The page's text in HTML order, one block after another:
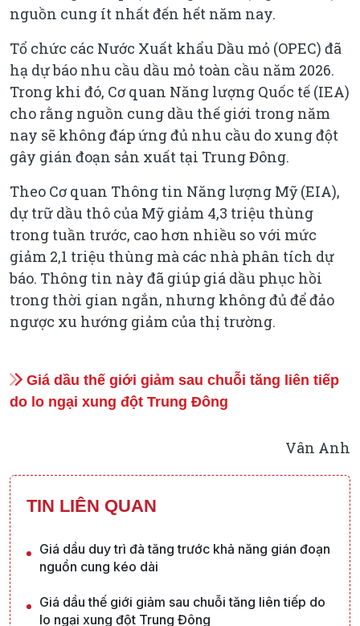
nguồn cung ít nhất đến hết năm nay.
Tổ chức các Nước Xuất khẩu Dầu mỏ (OPEC) đã
hạ dự báo nhu cầu dầu mỏ toàn cầu năm 2026.
Trong khi đó, Cơ quan Năng lượng Quốc tế (IEA)
cho rằng nguồn cung dầu thế giới trong năm
nay sẽ không đáp ứng đủ nhu cầu do xung đột
gây gián đoạn sản xuất tại Trung Đông.
Theo Cơ quan Thông tin Năng lượng Mỹ (EIA),
dự trữ dầu thô của Mỹ giảm 4,3 triệu thùng
trong tuần trước, cao hơn nhiều so với mức
giảm 2,1 triệu thùng mà các nhà phân tích dự
báo. Thông tin này đã giúp giá dầu phục hồi
trong thời gian ngắn, nhưng không đủ để đảo
ngược xu hướng giảm của thị trường.
Giá dầu thế giới giảm sau chuỗi tăng liên tiếp
do lo ngại xung đột Trung Đông
Vân Anh
TIN LIÊN QUAN
Giá dầu duy trì đà tăng trước khả năng gián đoạn
nguồn cung kéo dài
Giá dầu thế giới giảm sau chuỗi tăng liên tiếp do
lo ngại xung đột Trung Đông